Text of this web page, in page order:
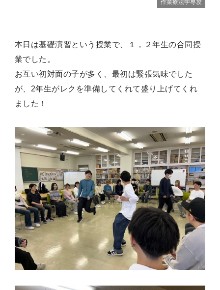
作業療法学専攻
本日は基礎演習という授業で、１，２年生の合同授
業でした。
お互い初対面の子が多く、最初は緊張気味でした
が、2年生がレクを準備してくれて盛り上げてくれ
ました！